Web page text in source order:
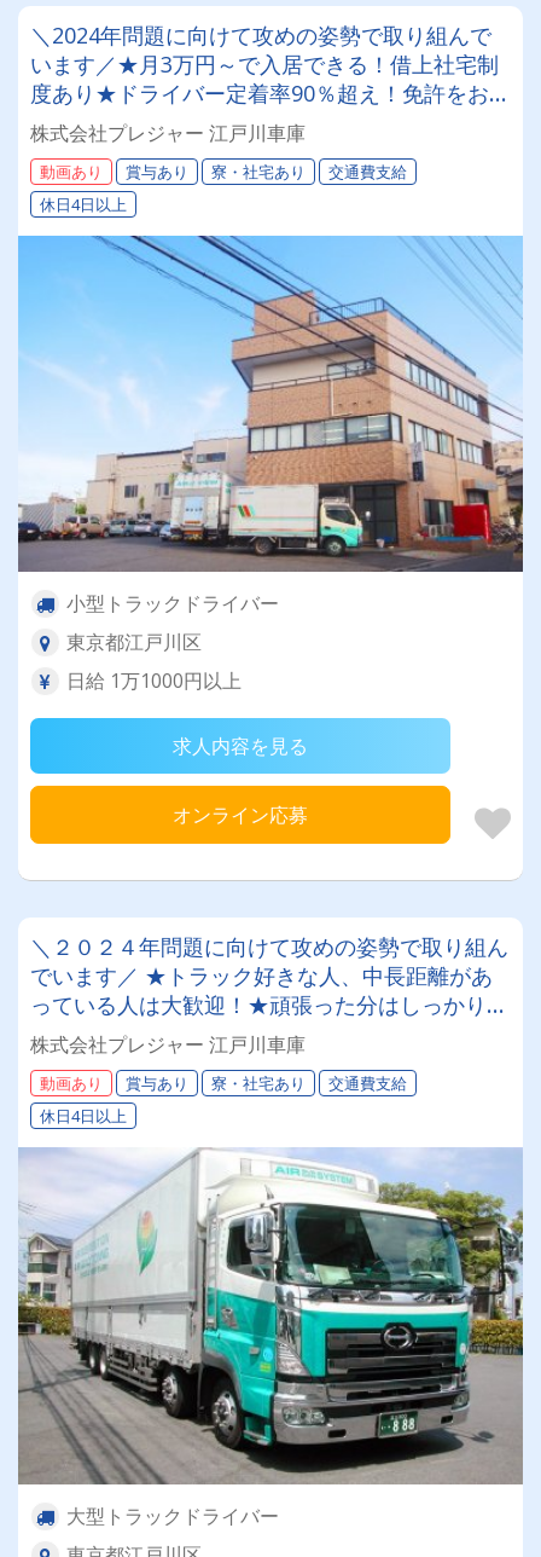
＼2024年問題に向けて攻めの姿勢で取り組んで
います／★月3万円～で入居できる！借上社宅制
度あり★ドライバー定着率90％超え！免許をお持
ちでなくてもOK★2ｔドライバー募集！
株式会社プレジャー 江戸川車庫
動画あり 賞与あり 寮・社宅あり
交通費支給
休日4日以上
小型トラックドライバー
東京都江戸川区
⽇給 1万1000円以上
求人内容を見る
オンライン応募
＼２０２４年問題に向けて攻めの姿勢で取り組ん
でいます／ ★トラック好きな人、中長距離があ
っている人は大歓迎！★頑張った分はしっかりお
給与に反映！！ 免許取得支援制度もございま
す！月収５０万円以上可♪
株式会社プレジャー 江戸川車庫
動画あり 賞与あり 寮・社宅あり
交通費支給
休日4日以上
大型トラックドライバー